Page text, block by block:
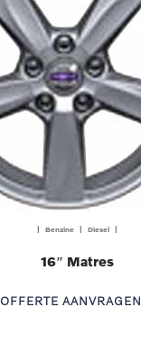
| Benzine | Diesel |
16″ Matres
OFFERTE AANVRAGEN